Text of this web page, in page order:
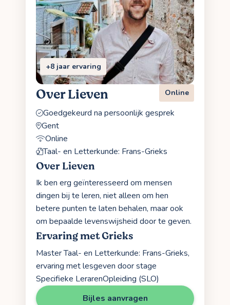
+8 jaar ervaring
Over Lieven Online
Goedgekeurd na persoonlijk gesprek
Gent
Online
Taal- en Letterkunde: Frans-Grieks
Over Lieven
Ik ben erg geïnteresseerd om mensen
dingen bij te leren, niet alleen om hen
betere punten te laten behalen, maar ook
om bepaalde levenswijsheid door te geven.
Ervaring met Grieks
Master Taal- en Letterkunde: Frans-Grieks,
ervaring met lesgeven door stage
Specifieke LerarenOpleiding (SLO)
Bijles aanvragen